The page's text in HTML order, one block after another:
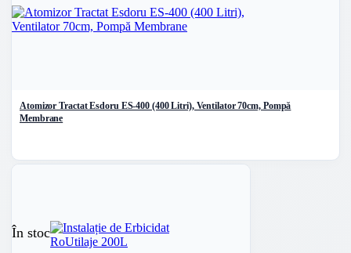
Atomizor Tractat Esdoru ES-400 (400 Litri), Ventilator 70cm, Pompă
Membrane
În stoc